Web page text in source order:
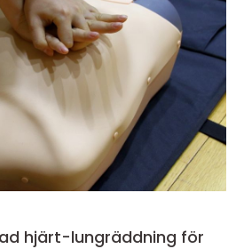
hjärt-lungräddning för